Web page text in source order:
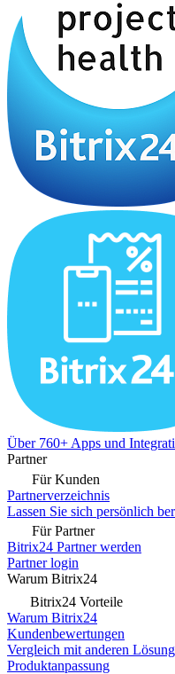
Über 760+ Apps und
Partner
Für Kunden
Partnerverzeichnis
Lassen Sie sich persönlich
Für Partner
Bitrix24 Partner werden
Partner login
Warum Bitrix24
Bitrix24 Vorteile
Warum Bitrix24
Kundenbewertungen
Vergleich mit anderen
Produktanpassung